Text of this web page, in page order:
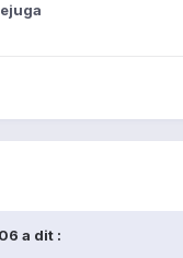
a dit :